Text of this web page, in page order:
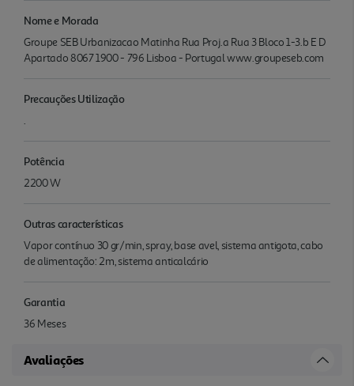
Nome e Morada
Groupe SEB Urbanizacao Matinha Rua Proj.a Rua 3 Bloco 1-3.b E D
Apartado 8067 1900 - 796 Lisboa - Portugal www.groupeseb.com
Precauções Utilização
.
Potência
2200 W
Outras características
Vapor contínuo 30 gr/min, spray, base avel, sistema antigota, cabo
de alimentação: 2m, sistema anticalcário
Garantia
36 Meses
Avaliações